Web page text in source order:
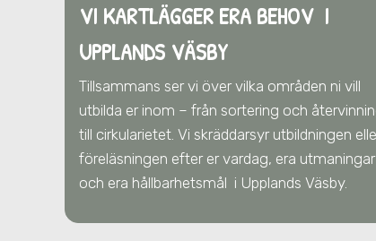
VI KARTLÄGGER ERA BEHOV I
UPPLANDS VÄSBY
Tillsammans ser vi över vilka områden ni vill
utbilda er inom – från sortering och
till cirkularietet. Vi skräddarsyr utbildningen
föreläsningen efter er vardag, era utmaningar
och era hållbarhetsmål i Upplands Väsby.